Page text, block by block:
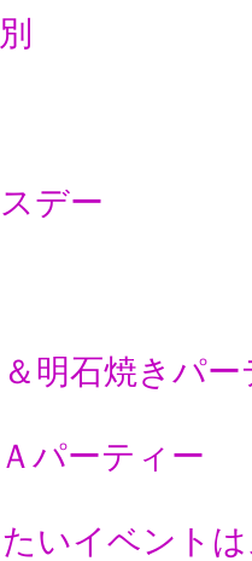
前特
特
ース
明石焼きパー
パーティー
いイベントは